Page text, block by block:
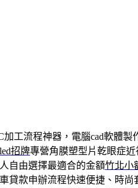
加工流程神器，電腦cad軟體製
招牌專營角膜塑型片乾眼症
自由選擇最適合的金額竹北小
貸款申辦流程快速便捷、時尚